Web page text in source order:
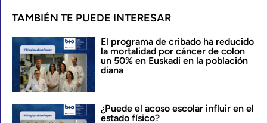
TAMBIÉN TE PUEDE INTERESAR
El programa de cribado ha reducido
la mortalidad por cáncer de colon
un 50% en Euskadi en la población
diana
¿Puede el acoso escolar influir en el
estado físico?